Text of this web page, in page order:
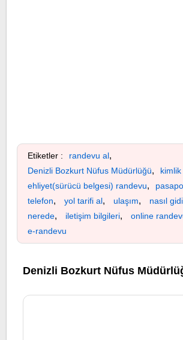
Etiketler : randevu al,
Denizli Bozkurt Nüfus Müdürlüğü,
ehliyet(sürücü belgesi) randevu,
telefon, yol tarifi al, ulaşım, nasıl
nerede, iletişim bilgileri, online
e-randevu
Denizli Bozkurt Nüfus